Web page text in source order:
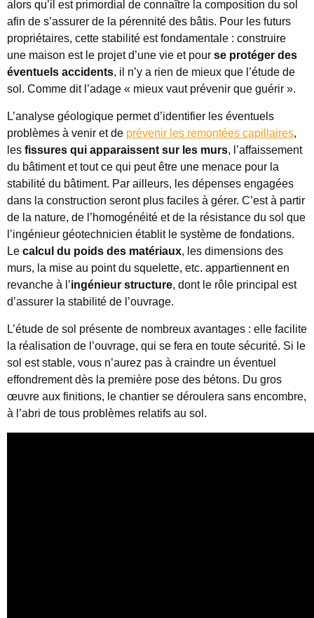
alors qu’il est primordial de connaître la composition du sol
afin de s’assurer de la pérennité des bâtis. Pour les futurs
propriétaires, cette stabilité est fondamentale : construire
une maison est le projet d’une vie et pour se protéger des
éventuels accidents, il n’y a rien de mieux que l’étude de
sol. Comme dit l’adage « mieux vaut prévenir que guérir ».
L’analyse géologique permet d’identifier les éventuels
problèmes à venir et de prévenir les remontées capillaires,
les fissures qui apparaissent sur les murs, l’affaissement
du bâtiment et tout ce qui peut être une menace pour la
stabilité du bâtiment. Par ailleurs, les dépenses engagées
dans la construction seront plus faciles à gérer. C’est à partir
de la nature, de l’homogénéité et de la résistance du sol que
l’ingénieur géotechnicien établit le système de fondations.
Le calcul du poids des matériaux, les dimensions des
murs, la mise au point du squelette, etc. appartiennent en
revanche à l’ingénieur structure, dont le rôle principal est
d’assurer la stabilité de l’ouvrage.
L’étude de sol présente de nombreux avantages : elle facilite
la réalisation de l’ouvrage, qui se fera en toute sécurité. Si le
sol est stable, vous n’aurez pas à craindre un éventuel
effondrement dès la première pose des bétons. Du gros
œuvre aux finitions, le chantier se déroulera sans encombre,
à l’abri de tous problèmes relatifs au sol.